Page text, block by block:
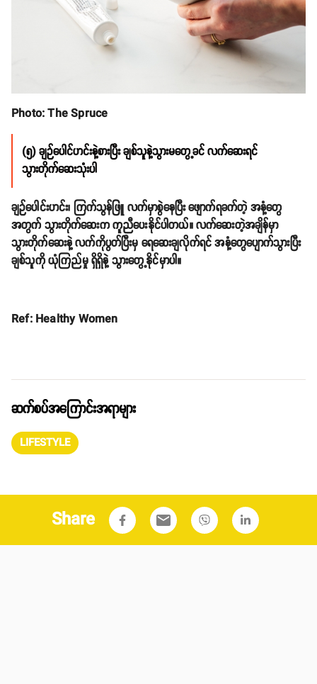
Photo: The Spruce
(၅) ချဉ်ပေါင်ဟင်းနဲ့စားပြီး ချစ်သူနဲ့သွားမတွေ့ခင် လက်ဆေးရင်
သွားတိုက်ဆေးသုံးပါ
ချဉ်ပေါင်းဟင်း၊ ကြက်သွန်ဖြူ လက်မှာစွဲနေပြီး ဖျောက်ရခက်တဲ့ အနံ့တွေ
အတွက် သွားတိုက်ဆေးက ကူညီပေးနိုင်ပါတယ်။ လက်ဆေးတဲ့အချိန်မှာ
သွားတိုက်ဆေးနဲ့ လက်ကိုပွတ်ပြီးမှ ရေဆေးချလိုက်ရင် အနံ့တွေပျောက်သွားပြီး
ချစ်သူကို ယုံကြည်မှု ရှိရှိနဲ့ သွားတွေ့နိုင်မှာပါ။
Ref: Healthy Women
ဆက်စပ်အကြောင်းအရာများ
LIFESTYLE
Share email